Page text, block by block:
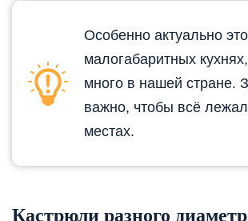
Особенно актуально
малогабаритных
много в нашей стране.
важно, чтобы всё
местах.
Кастрюли разного